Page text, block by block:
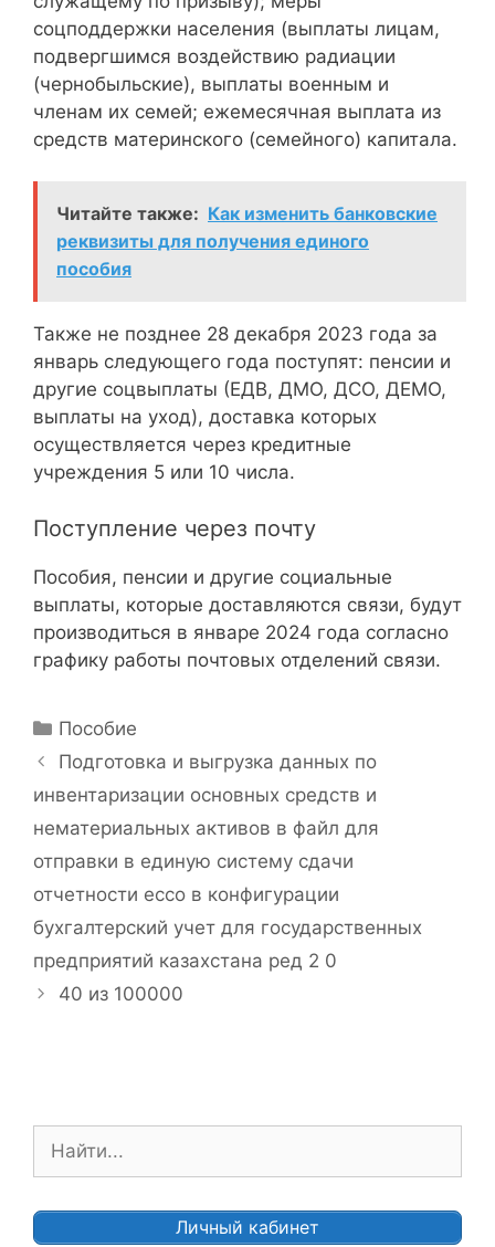
соцподдержки населения (выплаты лицам,
подвергшимся воздействию радиации
(чернобыльские), выплаты военным и
членам их семей; ежемесячная выплата из
средств материнского (семейного) капитала.
Читайте также: Как изменить банковские
реквизиты для получения единого
пособия
Также не позднее 28 декабря 2023 года за
январь следующего года поступят: пенсии и
другие соцвыплаты (ЕДВ, ДМО, ДСО, ДЕМО,
выплаты на уход), доставка которых
осуществляется через кредитные
учреждения 5 или 10 числа.
Поступление через почту
Пособия, пенсии и другие социальные
выплаты, которые доставляются связи, будут
производиться в январе 2024 года согласно
графику работы почтовых отделений связи.
Р
у
р
и
к
и
Пособие
Н
а
и
г
а
ц
и
Подготовка и выгрузка данных по
инвентаризации основных средств и
нематериальных активов в файл для
отправки в единую систему сдачи
отчетности ессо в конфигурации
бухгалтерский учет для государственных
предприятий казахстана ред 2 0
40 из 100000
с
Личный кабинет